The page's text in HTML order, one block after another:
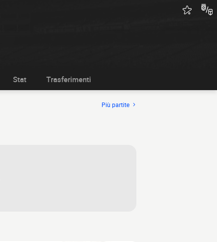
Stat Trasferimenti
Più partite